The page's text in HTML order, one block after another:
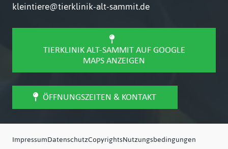
kleintiere@tierklinik-alt-sammit.de
TIERKLINIK ALT-SAMMIT AUF GOOGLE
MAPS ANZEIGEN
ÖFFNUNGSZEITEN & KONTAKT
ImpressumDatenschutzCopyrightsNutzungsbedingungen